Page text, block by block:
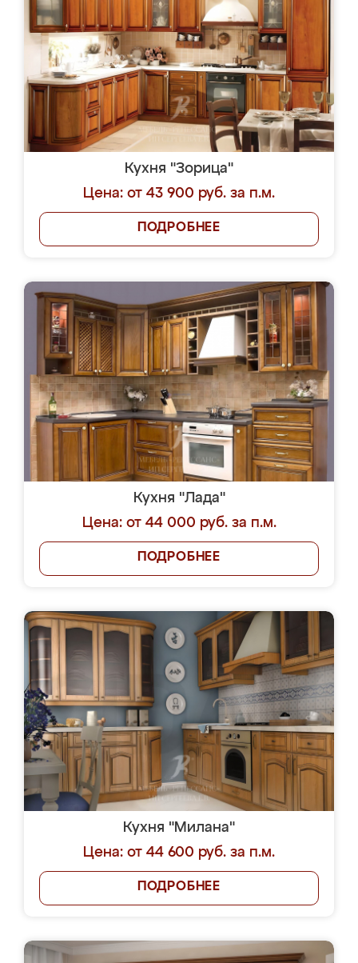
Кухня "Зорица"
Цена: от 43 900 руб. за п.м.
ПОДРОБНЕЕ
Кухня "Лада"
Цена: от 44 000 руб. за п.м.
ПОДРОБНЕЕ
Кухня "Милана"
Цена: от 44 600 руб. за п.м.
ПОДРОБНЕЕ